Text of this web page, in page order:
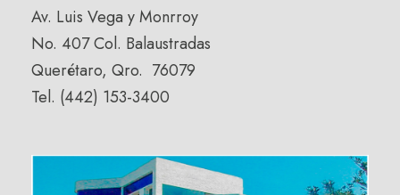
Av. Luis Vega y Monrroy
No. 407 Col. Balaustradas
Querétaro, Qro. 76079
Tel. (442) 153-3400